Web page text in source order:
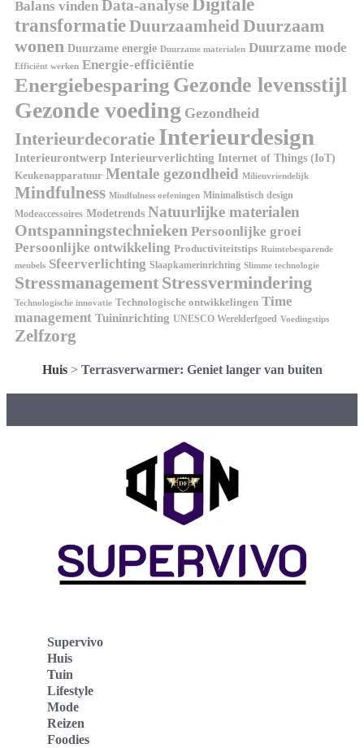
Balans vinden Data-analyseDigitale
transformatieDuurzaamheidDuurzaam
wonen Duurzame energie Duurzame materialen Duurzame mode
Efficiënt werken Energie-efficiëntie
Energiebesparing Gezonde levensstijl
Gezonde voeding Gezondheid
Interieurdecoratie Interieurdesign
Interieurontwerp Interieurverlichting Internet of Things (IoT)
Keukenapparatuur Mentale gezondheid Milieuvriendelijk
Mindfulness Mindfulness oefeningen Minimalistisch design
Modeaccessoires Modetrends Natuurlijke materialen
Ontspanningstechnieken Persoonlijke groei
Persoonlijke ontwikkeling Productiviteitstips Ruimtebesparende
meubels Sfeerverlichting Slaapkamerinrichting Slimme technologie
Stressmanagement Stressvermindering
Technologische innovatie Technologische ontwikkelingen Time
management Tuininrichting UNESCO Werelderfgoed Voedingstips
Zelfzorg
Huis> Terrasverwarmer: Geniet langer van buiten
Supervivo
Huis
Tuin
Lifestyle
Mode
Reizen
Foodies